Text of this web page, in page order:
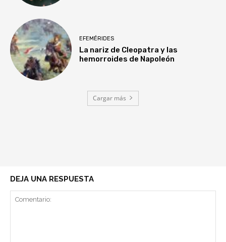
EFEMÉRIDES
La nariz de Cleopatra y las
hemorroides de Napoleón
Cargar más
DEJA UNA RESPUESTA